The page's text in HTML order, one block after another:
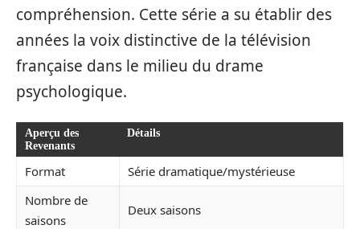
compréhension. Cette série a su établir des
années la voix distinctive de la télévision
française dans le milieu du drame
psychologique.
Aperçu des
Revenants
Détails
Format
Série dramatique/mystérieuse
Nombre de
saisons
Deux saisons